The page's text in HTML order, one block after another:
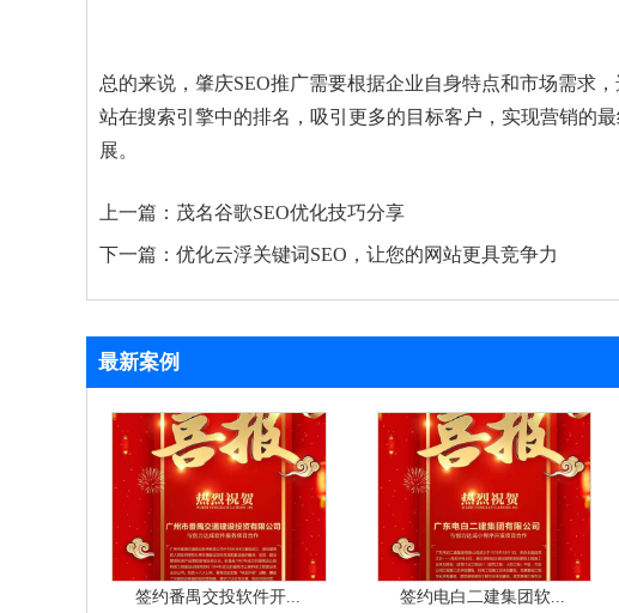
总的来说，肇庆SEO推广需要根据企业自身特点和市场需求
站在搜索引擎中的排名，吸引更多的目标客户，实现营销的
展。
上一篇： 茂名谷歌SEO优化技巧分享
下一篇： 优化云浮关键词SEO，让您的网站更具竞争力
最新案例
签约番禺交投软件开... 签约电白二建集团软...